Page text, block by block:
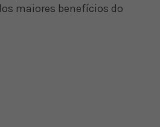
maiores benefícios do